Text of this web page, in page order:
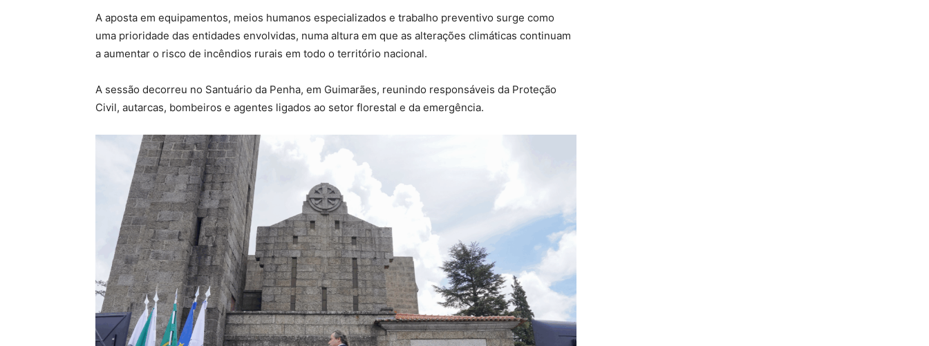
A aposta em equipamentos, meios humanos especializados e trabalho preventivo surge como
uma prioridade das entidades envolvidas, numa altura em que as alterações climáticas continuam
a aumentar o risco de incêndios rurais em todo o território nacional.
A sessão decorreu no Santuário da Penha, em Guimarães, reunindo responsáveis da Proteção
Civil, autarcas, bombeiros e agentes ligados ao setor florestal e da emergência.